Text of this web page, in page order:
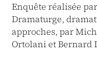
Enquête réalisée
Dramaturge,
approches, par
Ortolani et Bernard